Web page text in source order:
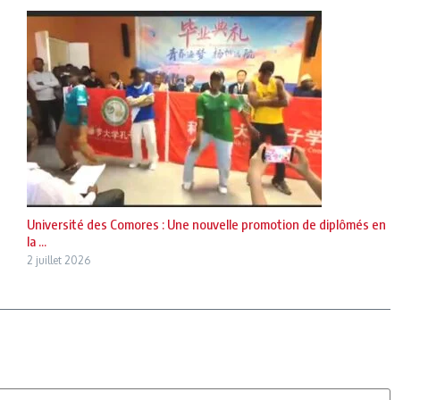
Université des Comores : Une nouvelle promotion de diplômés en
la ...
2 juillet 2026